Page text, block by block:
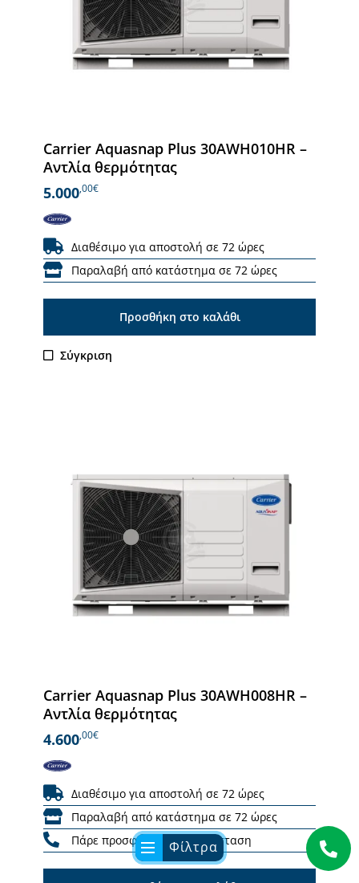
Carrier Aquasnap Plus 30AWH010HR –
Αντλία θερμότητας
5.000,00€
Διαθέσιμο για αποστολή σε 72 ώρες
Παραλαβή από κατάστημα σε 72 ώρες
Προσθήκη στο καλάθι
Σύγκριση
Carrier Aquasnap Plus 30AWH008HR –
Αντλία θερμότητας
4.600,00€
Διαθέσιμο για αποστολή σε 72 ώρες
Παραλαβή από κατάστημα σε 72 ώρες
Πάρε προσφορά για εγκατάσταση
Φίλτρα